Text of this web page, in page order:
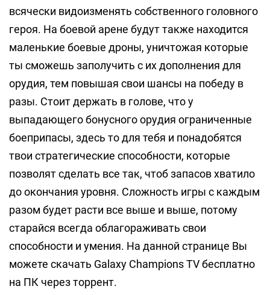
всячески видоизменять собственного головного
героя. На боевой арене будут также находится
маленькие боевые дроны, уничтожая которые
ты сможешь заполучить с их дополнения для
орудия, тем повышая свои шансы на победу в
разы. Стоит держать в голове, что у
выпадающего бонусного орудия ограниченные
боеприпасы, здесь то для тебя и понадобятся
твои стратегические способности, которые
позволят сделать все так, чтоб запасов хватило
до окончания уровня. Сложность игры с каждым
разом будет расти все выше и выше, потому
старайся всегда облагораживать свои
способности и умения. На данной странице Вы
можете скачать Galaxy Champions TV бесплатно
на ПК через торрент.